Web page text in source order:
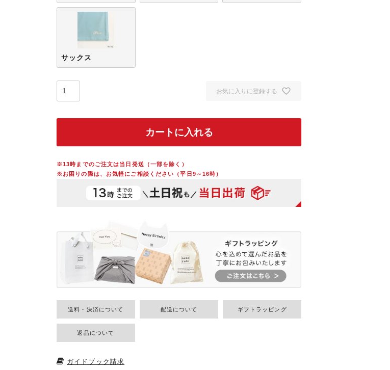
サックス
お気に入りに登録する
カートに入れる
※13時までのご注文は当日発送（一部を除く）
※お困りの際は、お気軽にご相談ください（平日9～16時）
送料・決済について 配送について ギフトラッピング
返品について
ガイドブック請求